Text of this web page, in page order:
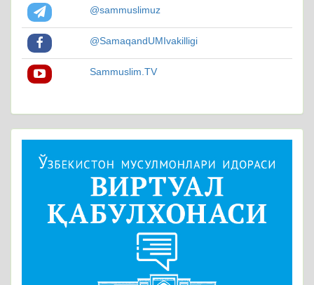
@sammuslimuz
@SamaqandUMIvakilligi
Sammuslim.TV